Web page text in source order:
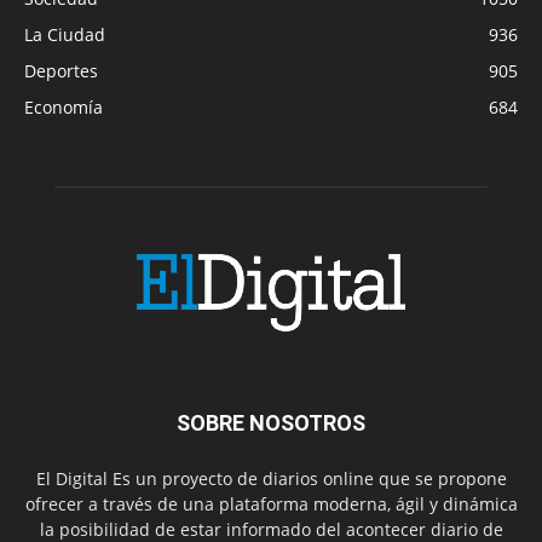
La Ciudad
936
Deportes
905
Economía
684
SOBRE NOSOTROS
El Digital Es un proyecto de diarios online que se propone
ofrecer a través de una plataforma moderna, ágil y dinámica
la posibilidad de estar informado del acontecer diario de